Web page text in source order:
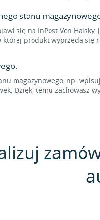
stanu
się na InPost Von
produkt wyprzeda się
magazynowego, np.
Dzięki temu zachowasz